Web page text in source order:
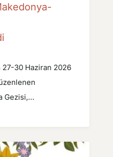
27-30 Haziran 2026
Gezisi,…